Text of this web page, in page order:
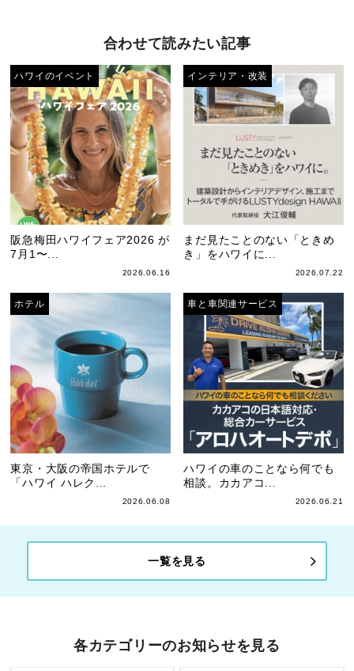
合わせて読みたい記事
ハワイのイベント
阪急梅田ハワイフェア2026 が
7月1〜...
2026.06.16
インテリア・改装
まだ見たことのない「ときめ
き」をハワイに...
2026.07.22
ホテル
東京・大阪の帝国ホテルで
「ハワイ ハレク...
2026.06.08
車と車関連サービス
ハワイの車のことなら何でも
相談。カカアコ...
2026.06.21
一覧を見る
各カテゴリーのお知らせを見る